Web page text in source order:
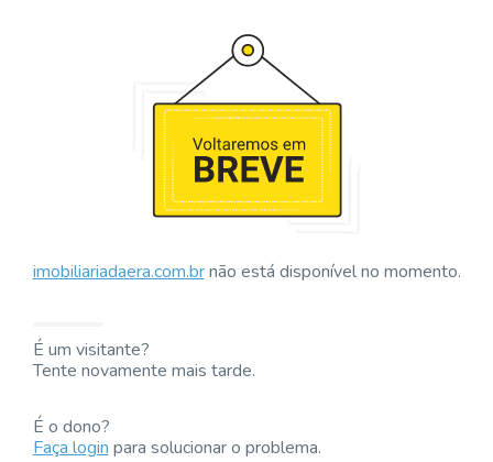
imobiliariadaera.com.brnão está disponível no momento.
É um visitante?
Tente novamente mais tarde.
É o dono?
Faça loginpara solucionar o problema.